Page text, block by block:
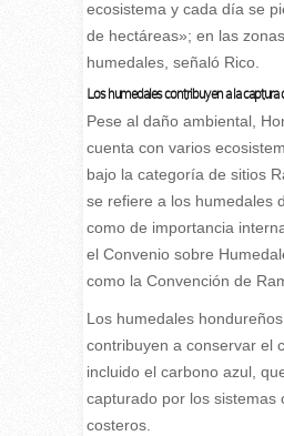
ecosistema y cada día se
de hectáreas»; en las
humedales, señaló Rico.
Los humedales contribuyen a la captura
Pese al daño ambiental,
cuenta con varios
bajo la categoría de sitios
se refiere a los humedales
como de importancia
el Convenio sobre
como la Convención de
Los humedales
contribuyen a conservar el
incluido el carbono azul,
capturado por los sistemas
costeros.